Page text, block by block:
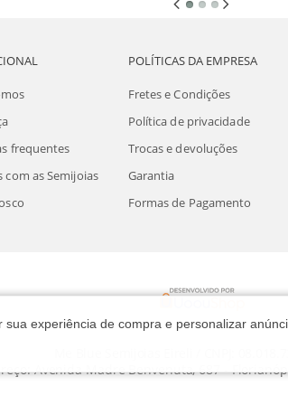
experiência de compra e personalizar
frequentes
com as Semijoias
POLÍTICAS DA EMPRESA
Fretes e Condições
Política de privacidade
Trocas e devoluções
Garantia
Formas de Pagamento
Avenida Madre Benvenuta, 687 -